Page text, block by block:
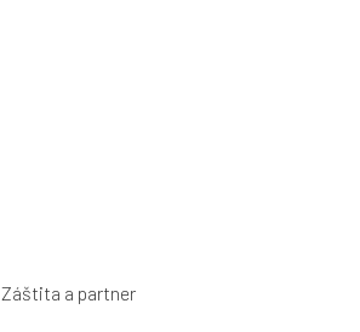
Záštita a partner